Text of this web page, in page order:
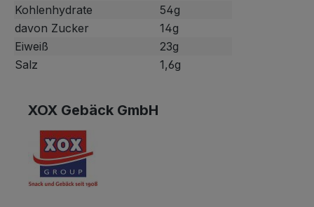
Kohlenhydrate
54g
davon Zucker
14g
Eiweiß
23g
Salz
1,6g
XOX Gebäck GmbH